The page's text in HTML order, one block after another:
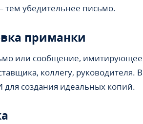
убедительнее письмо.
приманки
или сообщение,
коллегу,
для создания идеальных копий.